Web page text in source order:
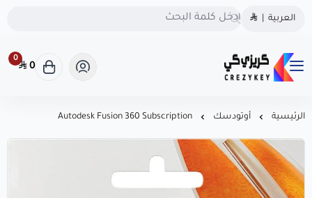
العربية
كريزى كى متجرك الموثوق لشراء كودك الرقمي
0
0
الرئيسية أوتودسك Autodesk Fusion 360 Subscription
لشراء كودك الرقمي
احصل على تراخيص أصلية
البرامج بأسعار منافسة! سرعة
CrezyKey هو خيارك الذكي
للبرامج المرخّصة.
السجل التجاري